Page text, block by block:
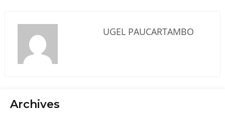
UGEL PAUCARTAMBO
Archives